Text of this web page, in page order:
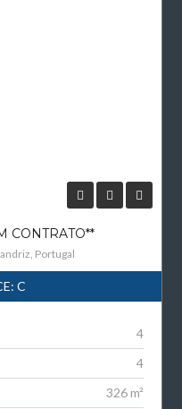
CONTRATO**
Portugal
C
4
4
326 m²